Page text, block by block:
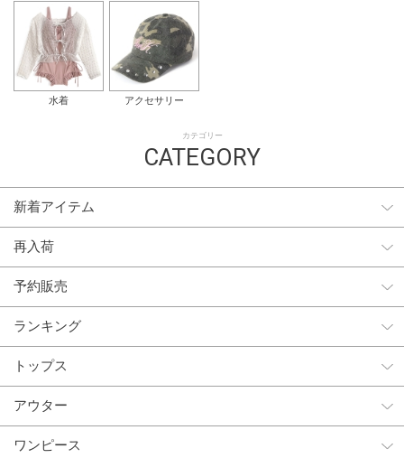
水着 アクセサリー
カテゴリー
CATEGORY
新着アイテム
再入荷
予約販売
ランキング
トップス
アウター
ワンピース